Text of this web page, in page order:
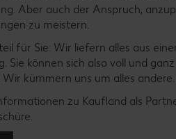
Aber auch der Anspruch,
zu meistern.
für Sie: Wir liefern alles aus
Sie können sich also voll und
kümmern uns um alles andere.
zu Kaufland als